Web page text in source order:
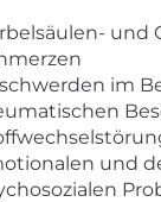
und
im
und